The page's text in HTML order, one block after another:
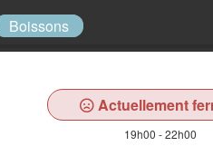
Boissons
Actuellement
19h00 - 22h00